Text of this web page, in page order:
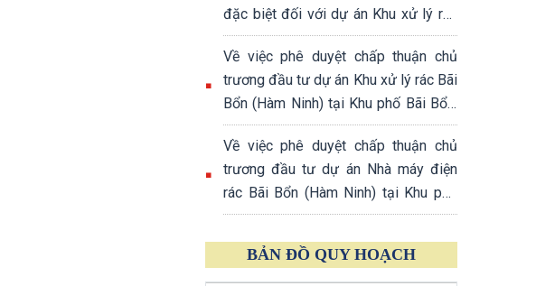
đặc biệt đối với dự án Khu xử lý rác
Bãi Bổn (Hàm Ninh) tại Khu phố Bãi
Bổn, đặc khu Phú Quốc, tỉnh An Giang
Về việc phê duyệt chấp thuận chủ
trương đầu tư dự án Khu xử lý rác Bãi
Bổn (Hàm Ninh) tại Khu phố Bãi Bổn,
đặc khu Phú Quốc, tỉnh An Giang
Về việc phê duyệt chấp thuận chủ
trương đầu tư dự án Nhà máy điện
rác Bãi Bổn (Hàm Ninh) tại Khu phố
Bãi Bổn, đặc khu Phú Quốc, tỉnh An
Giang
BẢN ĐỒ QUY HOẠCH